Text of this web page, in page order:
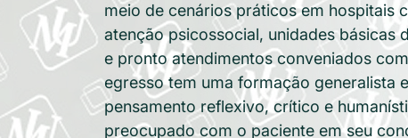
meio de cenários práticos em hospitais
atenção psicossocial, unidades básicas
e pronto atendimentos conveniados
egresso tem uma formação generalista
pensamento reflexivo, crítico e
preocupado com o paciente em seu